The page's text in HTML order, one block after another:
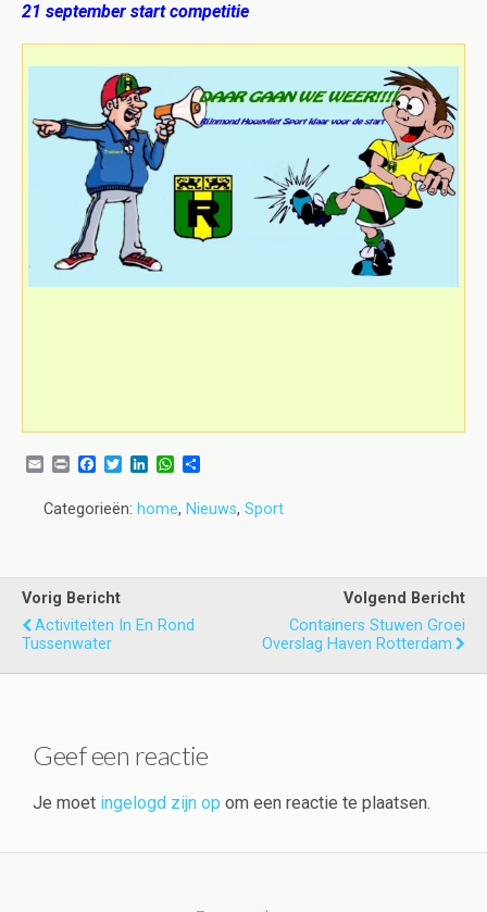
21 september start competitie
E
a
i
P
n
F
c
e
T
t
L
k
W
t
e
Categorieën: home, Nieuws, Sport
Vorig Bericht
Activiteiten In En Rond
Tussenwater
Volgend Bericht
Containers Stuwen Groei
Overslag Haven Rotterdam
Geef een reactie
Je moet ingelogd zijn op om een reactie te plaatsen.